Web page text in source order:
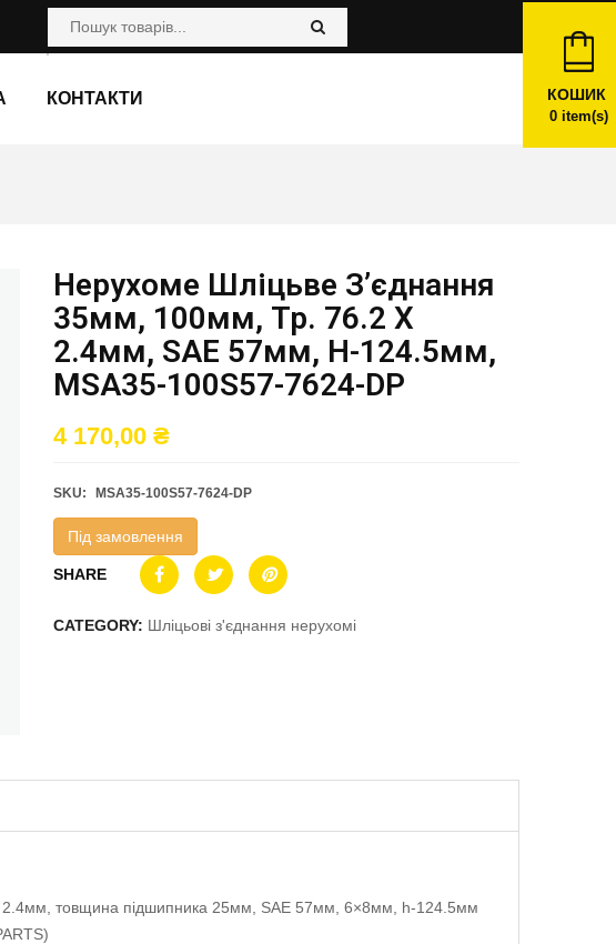
КОНТАКТИ КОШИК
0item(s)
Нерухоме Шліцьве З’єднання
35мм, 100мм, Тр. 76.2 X
2.4мм, SAE 57мм, H-124.5мм,
MSA35-100S57-7624-DP
4 170,00 ₴
SKU: MSA35-100S57-7624-DP
Під замовлення
SHARE
CATEGORY: Шліцьові з'єднання нерухомі
2.4мм, товщина підшипника 25мм, SAE 57мм, 6×8мм, h-124.5мм